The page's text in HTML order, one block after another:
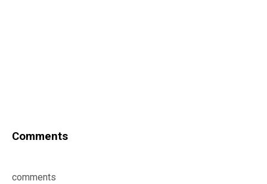
Comments
comments